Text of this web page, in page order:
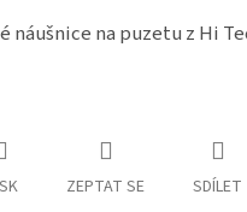
náušnice na puzetu z Hi
ZEPTAT SE SDÍLET